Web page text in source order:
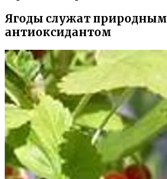
Ягоды служат природным
антиоксидантом